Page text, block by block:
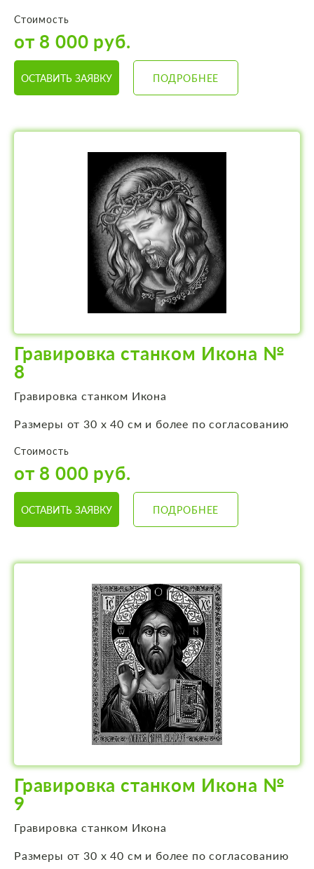
Стоимость
от 8 000 руб.
ОСТАВИТЬ ЗАЯВКУ ПОДРОБНЕЕ
Гравировка станком Икона №
8
Гравировка станком Икона
Размеры от 30 х 40 см и более по согласованию
Стоимость
от 8 000 руб.
ОСТАВИТЬ ЗАЯВКУ ПОДРОБНЕЕ
Гравировка станком Икона №
9
Гравировка станком Икона
Размеры от 30 х 40 см и более по согласованию